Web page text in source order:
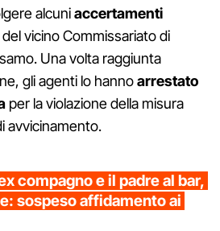
alcuniaccertamenti
vicino Commissariato di
Una volta raggiunta
gli agenti lo hannoarrestato
per la violazione della misura
avvicinamento.
compagno e il padre al bar,
sospeso affidamento ai